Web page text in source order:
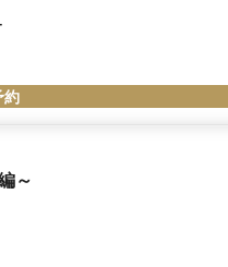
約
～